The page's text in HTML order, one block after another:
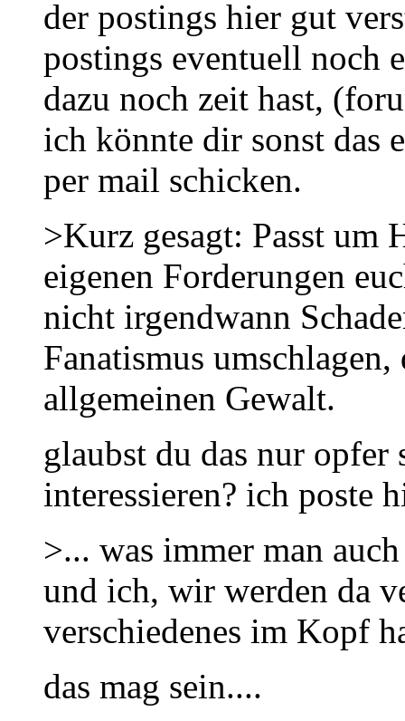
der postings hier gut
postings eventuell noch
dazu noch zeit hast,
ich könnte dir sonst das
per mail schicken.
>Kurz gesagt: Passt um
eigenen Forderungen
nicht irgendwann
Fanatismus
allgemeinen Gewalt.
glaubst du das nur
interessieren? ich poste
>... was immer man
und ich, wir werden da
verschiedenes im Kopf
das mag sein....